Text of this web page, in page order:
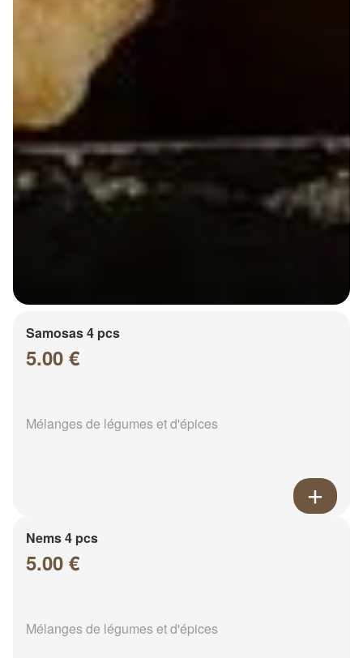
Samosas 4 pcs
5.00 €
Mélanges de légumes et d'épices
Nems 4 pcs
5.00 €
Mélanges de légumes et d'épices